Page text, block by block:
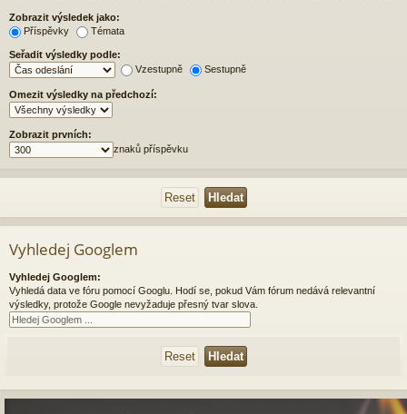
Zobrazit výsledek jako:
Příspěvky
Témata
Seřadit výsledky podle:
Vzestupně
Sestupně
Omezit výsledky na předchozí:
Zobrazit prvních:
znaků příspěvku
Vyhledej Googlem
Vyhledej Googlem:
Vyhledá data ve fóru pomocí Googlu. Hodí se, pokud Vám fórum nedává relevantní
výsledky, protože Google nevyžaduje přesný tvar slova.